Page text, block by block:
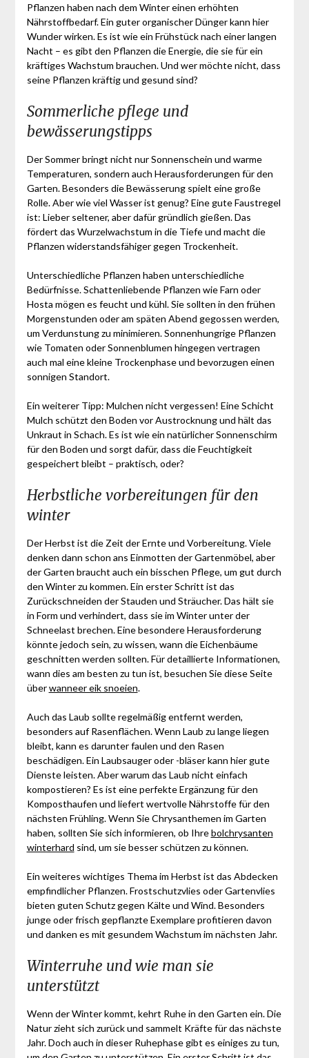
Pflanzen haben nach dem Winter einen erhöhten
Nährstoffbedarf. Ein guter organischer Dünger kann hier
Wunder wirken. Es ist wie ein Frühstück nach einer langen
Nacht – es gibt den Pflanzen die Energie, die sie für ein
kräftiges Wachstum brauchen. Und wer möchte nicht, dass
seine Pflanzen kräftig und gesund sind?
Sommerliche pflege und
bewässerungstipps
Der Sommer bringt nicht nur Sonnenschein und warme
Temperaturen, sondern auch Herausforderungen für den
Garten. Besonders die Bewässerung spielt eine große
Rolle. Aber wie viel Wasser ist genug? Eine gute Faustregel
ist: Lieber seltener, aber dafür gründlich gießen. Das
fördert das Wurzelwachstum in die Tiefe und macht die
Pflanzen widerstandsfähiger gegen Trockenheit.
Unterschiedliche Pflanzen haben unterschiedliche
Bedürfnisse. Schattenliebende Pflanzen wie Farn oder
Hosta mögen es feucht und kühl. Sie sollten in den frühen
Morgenstunden oder am späten Abend gegossen werden,
um Verdunstung zu minimieren. Sonnenhungrige Pflanzen
wie Tomaten oder Sonnenblumen hingegen vertragen
auch mal eine kleine Trockenphase und bevorzugen einen
sonnigen Standort.
Ein weiterer Tipp: Mulchen nicht vergessen! Eine Schicht
Mulch schützt den Boden vor Austrocknung und hält das
Unkraut in Schach. Es ist wie ein natürlicher Sonnenschirm
für den Boden und sorgt dafür, dass die Feuchtigkeit
gespeichert bleibt – praktisch, oder?
Herbstliche vorbereitungen für den
winter
Der Herbst ist die Zeit der Ernte und Vorbereitung. Viele
denken dann schon ans Einmotten der Gartenmöbel, aber
der Garten braucht auch ein bisschen Pflege, um gut durch
den Winter zu kommen. Ein erster Schritt ist das
Zurückschneiden der Stauden und Sträucher. Das hält sie
in Form und verhindert, dass sie im Winter unter der
Schneelast brechen. Eine besondere Herausforderung
könnte jedoch sein, zu wissen, wann die Eichenbäume
geschnitten werden sollten. Für detaillierte Informationen,
wann dies am besten zu tun ist, besuchen Sie diese Seite
überwanneer eik snoeien.
Auch das Laub sollte regelmäßig entfernt werden,
besonders auf Rasenflächen. Wenn Laub zu lange liegen
bleibt, kann es darunter faulen und den Rasen
beschädigen. Ein Laubsauger oder -bläser kann hier gute
Dienste leisten. Aber warum das Laub nicht einfach
kompostieren? Es ist eine perfekte Ergänzung für den
Komposthaufen und liefert wertvolle Nährstoffe für den
nächsten Frühling. Wenn Sie Chrysanthemen im Garten
haben, sollten Sie sich informieren, ob Ihrebolchrysanten
winterhard sind, um sie besser schützen zu können.
Ein weiteres wichtiges Thema im Herbst ist das Abdecken
empfindlicher Pflanzen. Frostschutzvlies oder Gartenvlies
bieten guten Schutz gegen Kälte und Wind. Besonders
junge oder frisch gepflanzte Exemplare profitieren davon
und danken es mit gesundem Wachstum im nächsten Jahr.
Winterruhe und wie man sie
unterstützt
Wenn der Winter kommt, kehrt Ruhe in den Garten ein. Die
Natur zieht sich zurück und sammelt Kräfte für das nächste
Jahr. Doch auch in dieser Ruhephase gibt es einiges zu tun,